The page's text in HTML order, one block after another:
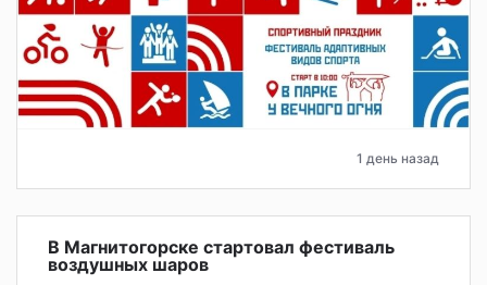
1 день назад
В Магнитогорске стартовал фестиваль
воздушных шаров